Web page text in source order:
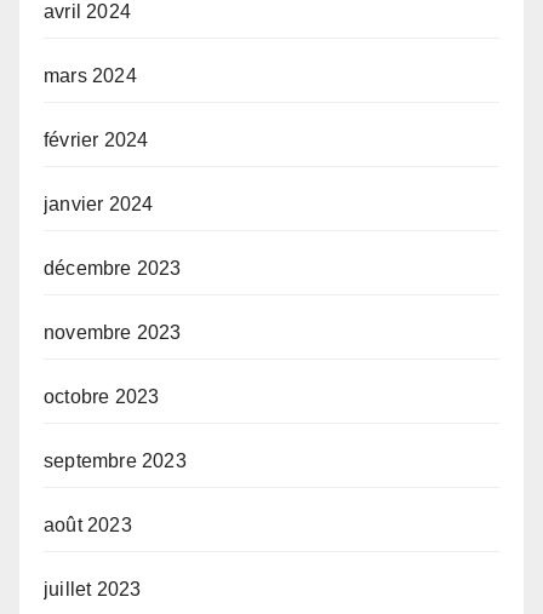
avril 2024
mars 2024
février 2024
janvier 2024
décembre 2023
novembre 2023
octobre 2023
septembre 2023
août 2023
juillet 2023